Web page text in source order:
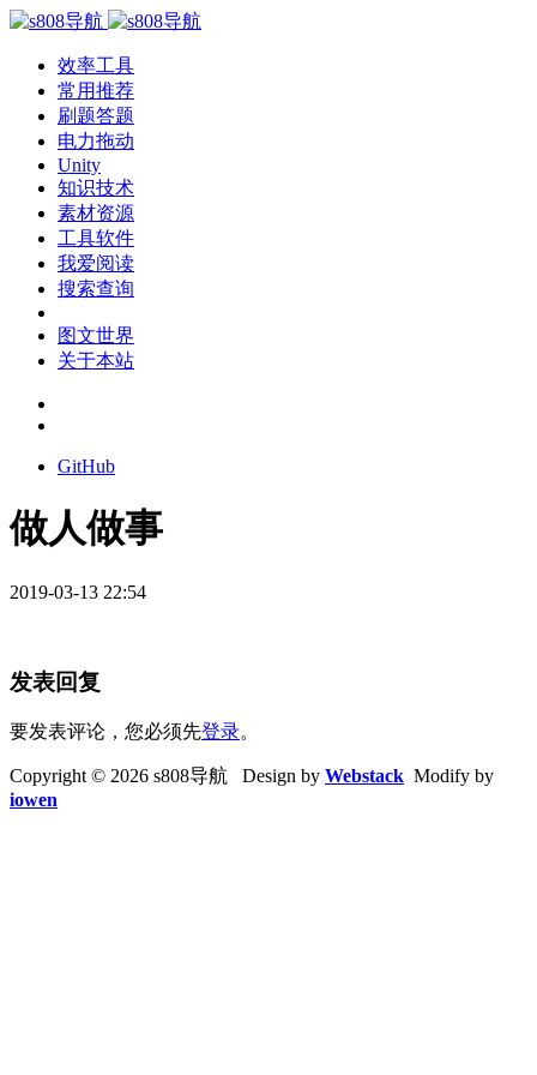
效率工具
常用推荐
刷题答题
电力拖动
Unity
知识技术
素材资源
工具软件
我爱阅读
搜索查询
图文世界
关于本站
GitHub
做人做事
2019-03-13 22:54
发表回复
要发表评论，您必须先登录。
Copyright © 2026 s808导航 Design by Webstack Modify by
iowen